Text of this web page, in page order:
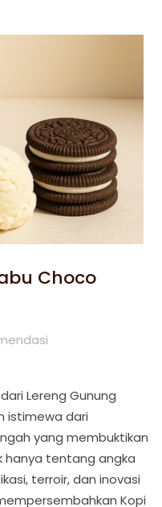
Choco
Lereng Gunung
istimewa dari
yang membuktikan
hanya tentang angka
terroir, dan inovasi
Kopi